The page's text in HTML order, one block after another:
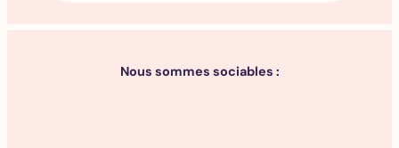
Nous sommes sociables :